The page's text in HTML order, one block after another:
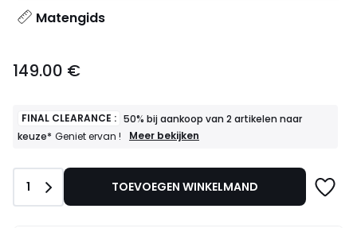
Matengids
€.
149.00 €
FINAL CLEARANCE : 50% bij aankoop van 2 artikelen naar
keuze* Geniet ervan !
FINAL
bij
Meer bekijken
Aantal
1 TOEVOEGEN WINKELMAND